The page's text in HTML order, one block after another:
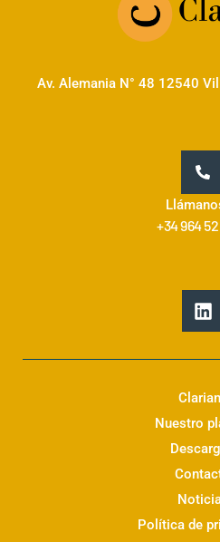
Av. Alemania N° 48 12540
+34 964 52
L
i
n
k
d
n
Nuestro
Política de